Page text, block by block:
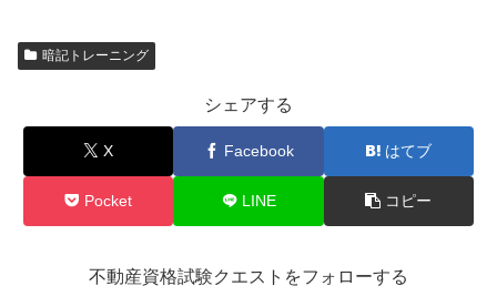
暗記トレーニング
シェアする
X Facebook はてブ
Pocket LINE コピー
不動産資格試験クエストをフォローする